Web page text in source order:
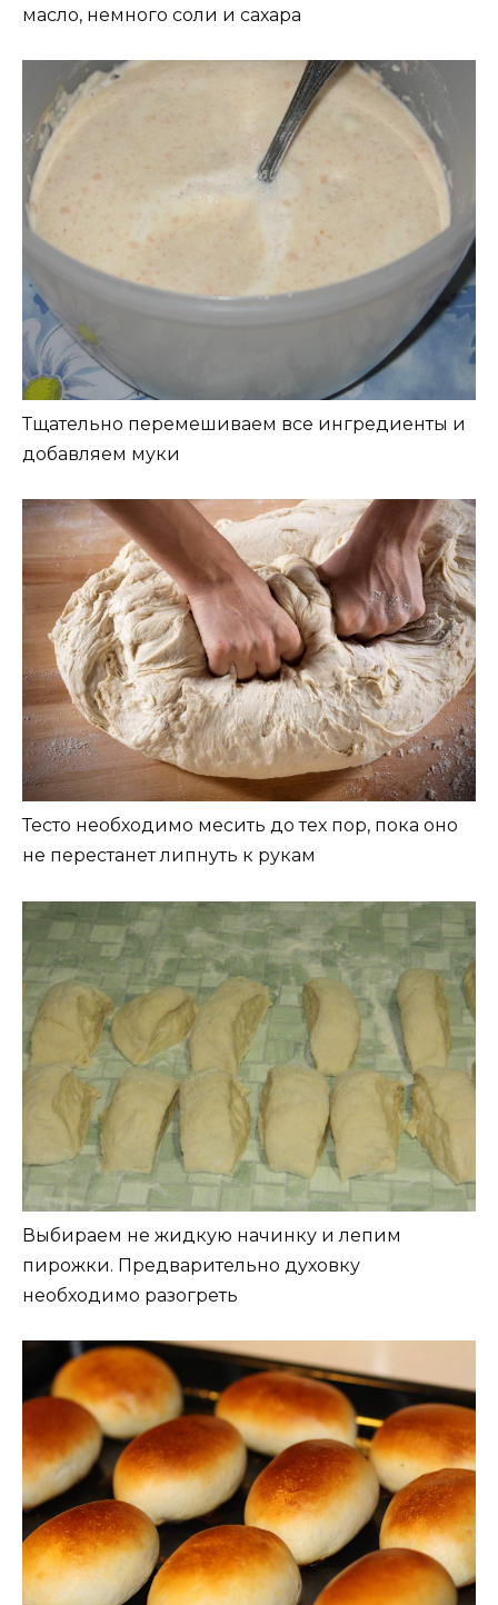
масло, немного соли и сахара
Тщательно перемешиваем все ингредиенты и
добавляем муки
Тесто необходимо месить до тех пор, пока оно
не перестанет липнуть к рукам
Выбираем не жидкую начинку и лепим
пирожки. Предварительно духовку
необходимо разогреть